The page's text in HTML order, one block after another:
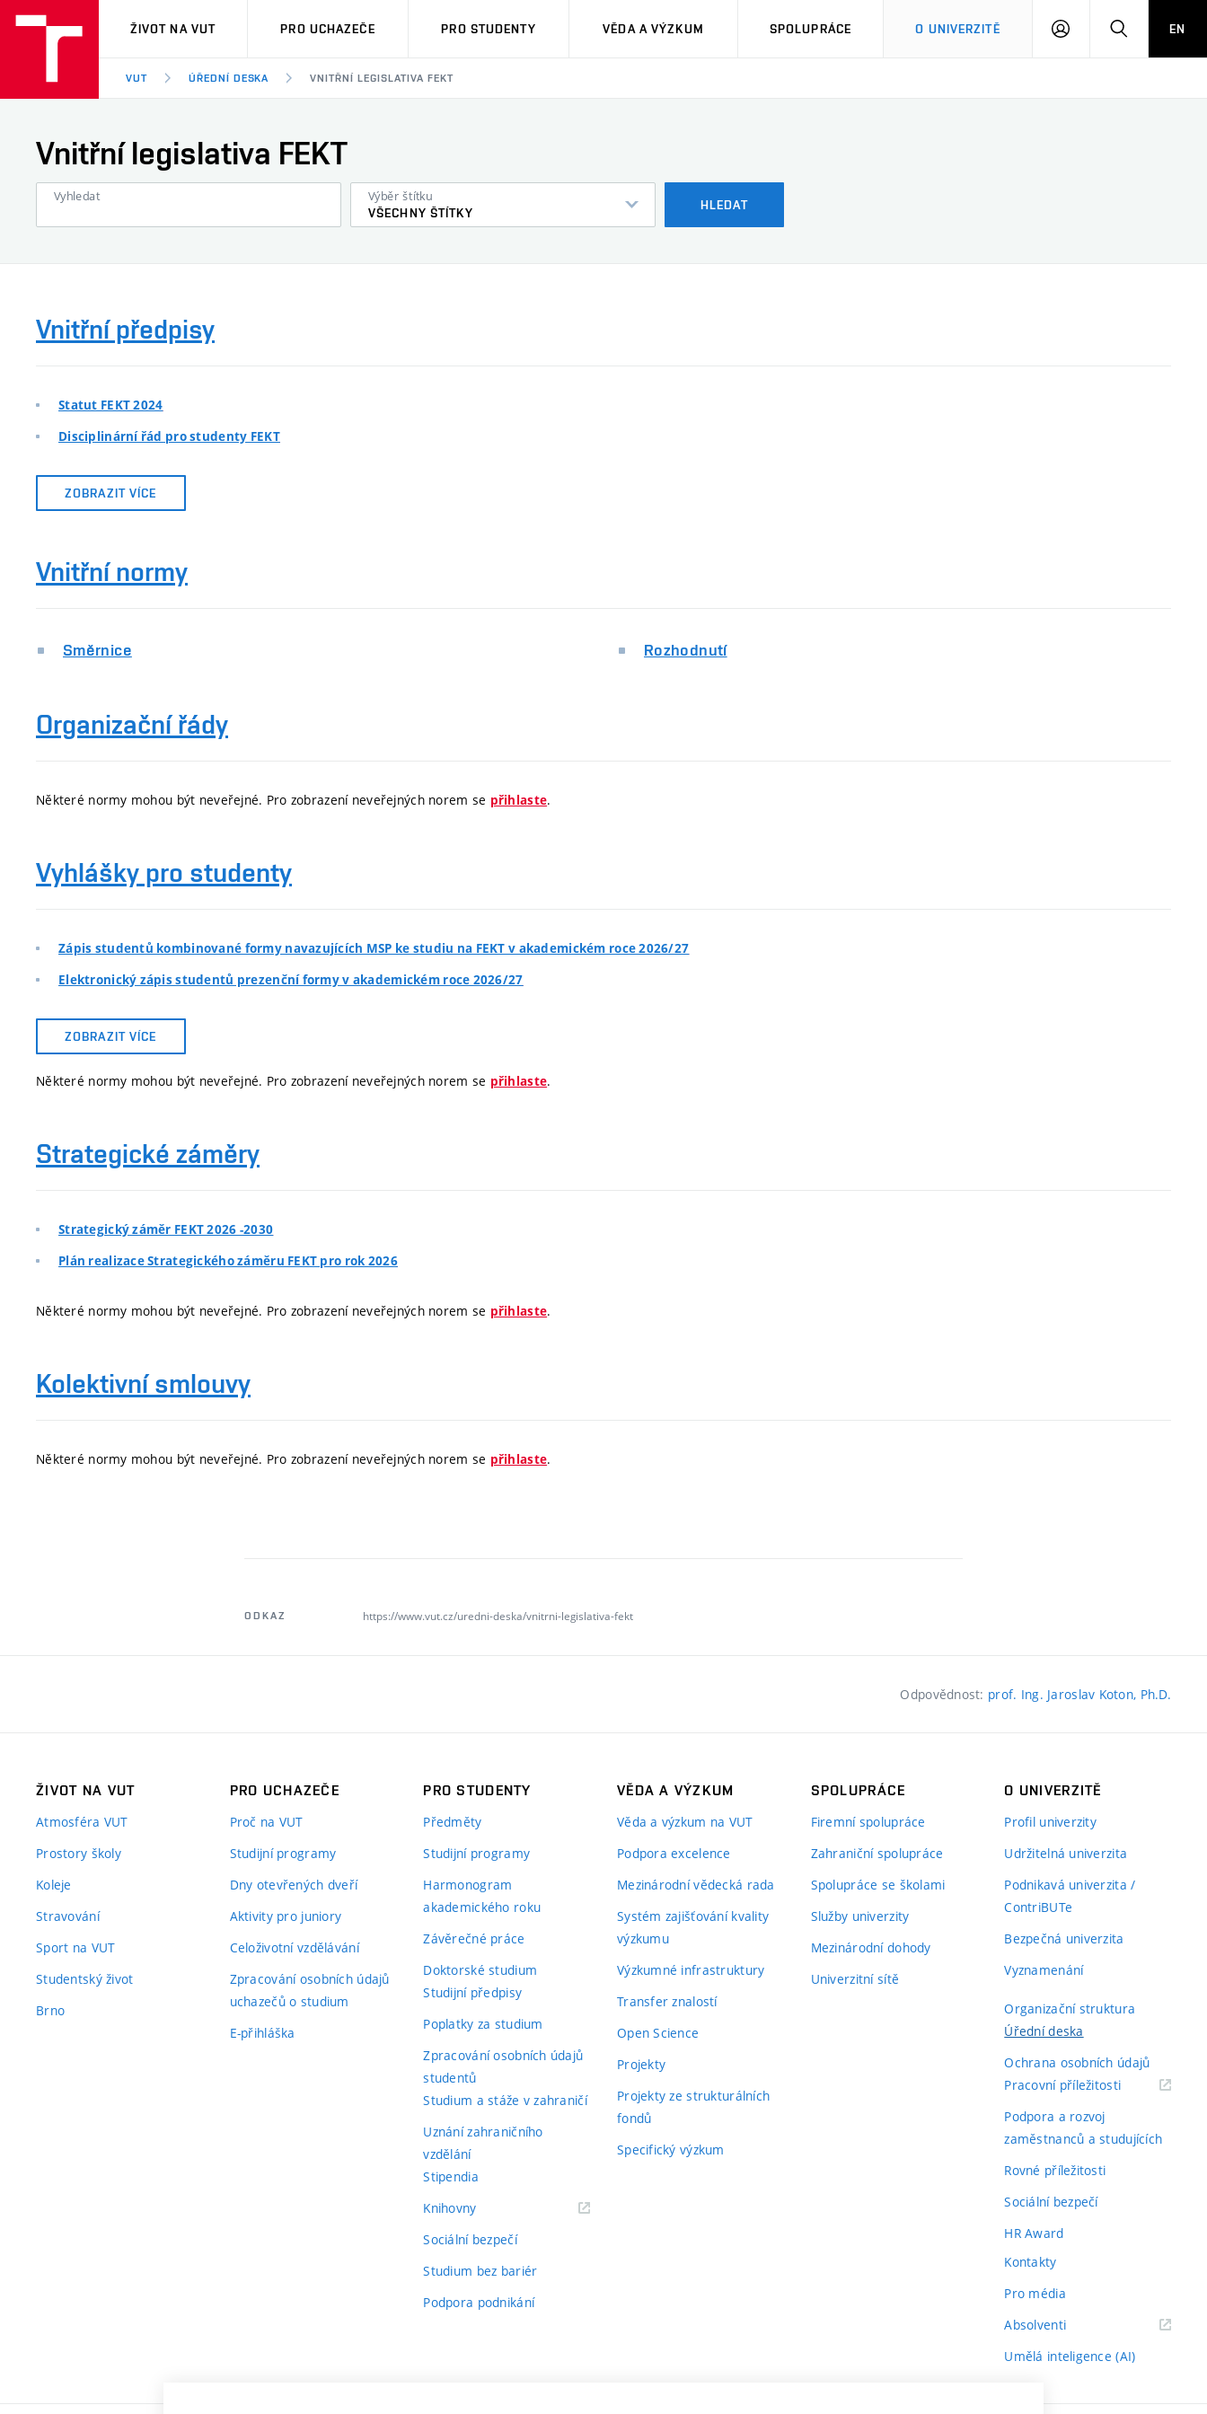
VUT
ŽIVOT NA VUT PRO UCHAZEČE PRO STUDENTY VĚDA A VÝZKUM SPOLUPRÁCE O UNIVERZITĚ
PŘIHLÁSIT HLEDATEN
VUT ÚŘEDNÍ DESKA VNITŘNÍ LEGISLATIVA FEKT
Vnitřní legislativa FEKT
Vyhledat Výběr štítku
VŠECHNY ŠTÍTKY
HLEDAT
Vnitřní předpisy
Statut FEKT 2024
Disciplinární řád pro studenty FEKT
ZOBRAZIT VÍCE
Vnitřní normy
Směrnice Rozhodnutí
Organizační řády
Některé normy mohou být neveřejné. Pro zobrazení neveřejných norem se přihlaste.
Vyhlášky pro studenty
Zápis studentů kombinované formy navazujících MSP ke studiu na FEKT v akademickém roce 2026/27
Elektronický zápis studentů prezenční formy v akademickém roce 2026/27
ZOBRAZIT VÍCE
Některé normy mohou být neveřejné. Pro zobrazení neveřejných norem se přihlaste.
Strategické záměry
Strategický záměr FEKT 2026 -2030
Plán realizace Strategického záměru FEKT pro rok 2026
Některé normy mohou být neveřejné. Pro zobrazení neveřejných norem se přihlaste.
Kolektivní smlouvy
Některé normy mohou být neveřejné. Pro zobrazení neveřejných norem se přihlaste.
ODKAZ https://www.vut.cz/uredni-deska/vnitrni-legislativa-fekt
Odpovědnost: prof. Ing. Jaroslav Koton, Ph.D.
ŽIVOT NA VUT
Atmosféra VUT
Prostory školy
Koleje
Stravování
Sport na VUT
Studentský život
Brno
PRO UCHAZEČE
Proč na VUT
Studijní programy
Dny otevřených dveří
Aktivity pro juniory
Celoživotní vzdělávání
Zpracování osobních údajů
uchazečů o studium
E-přihláška
PRO STUDENTY
Předměty
Studijní programy
Harmonogram
akademického roku
Závěrečné práce
Doktorské studium
Studijní předpisy
Poplatky za studium
Zpracování osobních údajů
studentů
Studium a stáže v zahraničí
Uznání zahraničního
vzdělání
Stipendia
Knihovny(externí
Sociální bezpečí
Studium bez bariér
Podpora podnikání
VĚDA A VÝZKUM
Věda a výzkum na VUT
Podpora excelence
Mezinárodní vědecká rada
Systém zajišťování kvality
výzkumu
Výzkumné infrastruktury
Transfer znalostí
Open Science
Projekty
Projekty ze strukturálních
fondů
Specifický výzkum
SPOLUPRÁCE
Firemní spolupráce
Zahraniční spolupráce
Spolupráce se školami
Služby univerzity
Mezinárodní dohody
Univerzitní sítě
O UNIVERZITĚ
Profil univerzity
Udržitelná univerzita
Podnikavá univerzita /
ContriBUTe
Bezpečná univerzita
Vyznamenání
Organizační struktura
Úřední deska
Ochrana osobních údajů
Pracovní příležitosti(externí
Podpora a rozvoj
zaměstnanců a studujících
Rovné příležitosti
Sociální bezpečí
HR Award
Kontakty
Pro média
Absolventi(externí
Umělá inteligence (AI)